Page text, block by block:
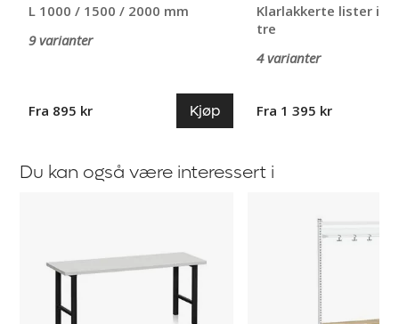
L 1000 / 1500 / 2000 mm
9 varianter
Fra 895 kr Kjøp
Klarlakkerte lister i
tre
4 varianter
Fra 1 395 kr
Du kan også være interessert i